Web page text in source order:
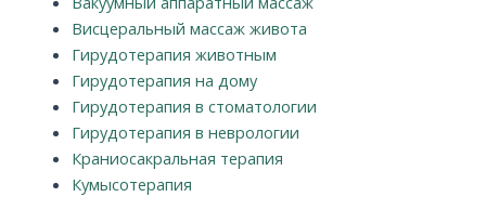
Висцеральный массаж живота
Гирудотерапия животным
Гирудотерапия на дому
Гирудотерапия в стоматологии
Гирудотерапия в неврологии
Краниосакральная терапия
Кумысотерапия